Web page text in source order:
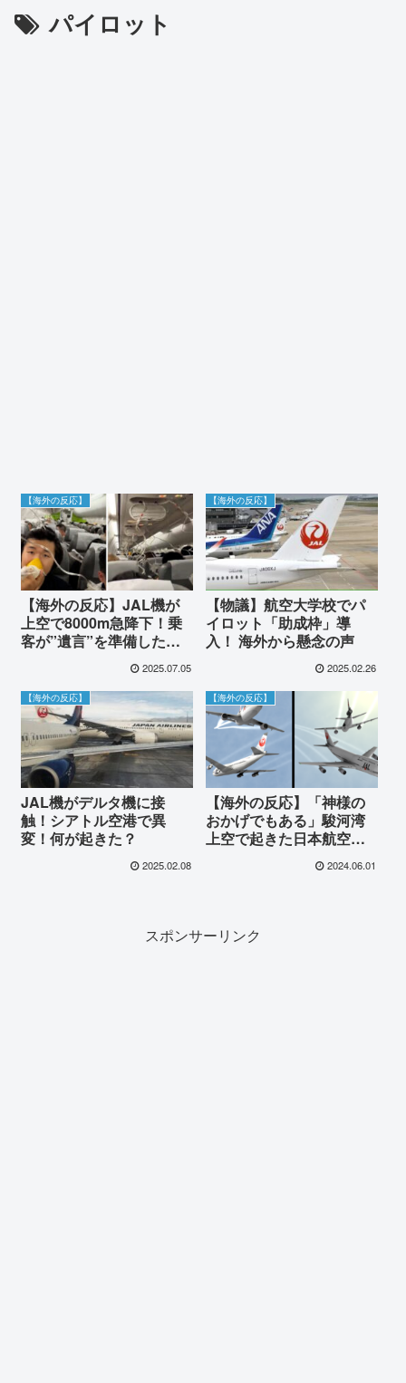
パイロット
【海外の反応】
【海外の反応】JAL機が
上空で8000m急降下！乗
客が”遺言”を準備した恐
怖の瞬間に世界が震撼
「これはボーイングの責
任だ…」
2025.07.05
【海外の反応】
【物議】航空大学校でパ
イロット「助成枠」導
入！ 海外から懸念の声
2025.02.26
【海外の反応】
JAL機がデルタ機に接
触！シアトル空港で異
変！何が起きた？
2025.02.08
【海外の反応】
【海外の反応】「神様の
おかげでもある」駿河湾
上空で起きた日本航空機
の危険なニアミス事故が
2024.06.01
スポンサーリンク